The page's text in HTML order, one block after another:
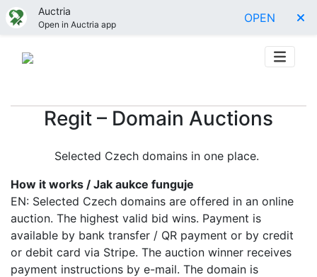
Auctria
Open in Auctria app OPEN
Regit – Domain Auctions
Selected Czech domains in one place.
How it works / Jak aukce funguje
EN: Selected Czech domains are offered in an online
auction. The highest valid bid wins. Payment is
available by bank transfer / QR payment or by credit
or debit card via Stripe. The auction winner receives
payment instructions by e-mail. The domain is